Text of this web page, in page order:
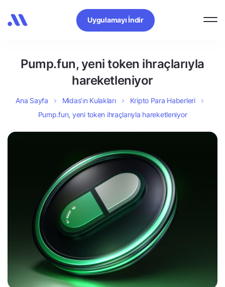
Uygulamayı İndir
Pump.fun, yeni token ihraçlarıyla
hareketleniyor
Ana Sayfa Midas’ın Kulakları
Kripto Para Haberleri
Pump.fun, yeni token ihraçlarıyla hareketleniyor